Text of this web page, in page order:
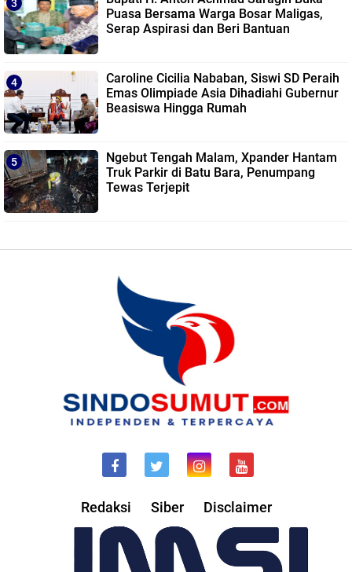
Puasa Bersama Warga Bosar Maligas,
Serap Aspirasi dan Beri Bantuan
Caroline Cicilia Nababan, Siswi SD Peraih
Emas Olimpiade Asia Dihadiahi Gubernur
Beasiswa Hingga Rumah
Ngebut Tengah Malam, Xpander Hantam
Truk Parkir di Batu Bara, Penumpang
Tewas Terjepit
Redaksi Siber Disclaimer